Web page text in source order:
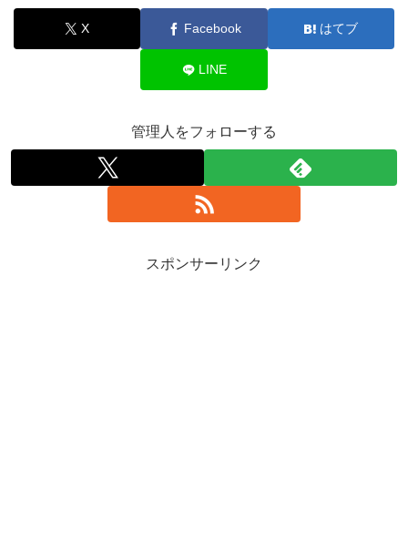
X Facebook はてブ
LINE
管理人をフォローする
スポンサーリンク